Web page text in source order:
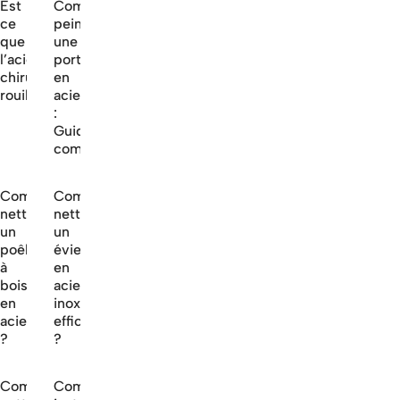
Est
ce
que
l’acier
chirurgical
rouille?
Comment
peindre
une
porte
en
acier
:
Guide
complet
Comment
nettoyer
un
poêle
à
bois
en
acier
?
Comment
nettoyer
un
évier
en
acier
inoxydable
efficacement
?
CommentComment